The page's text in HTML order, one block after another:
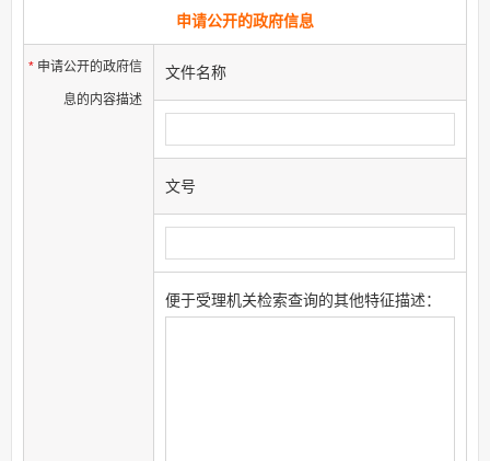
申请公开的政府信息
* 申请公开的政府信
息的内容描述
文件名称
文号
便于受理机关检索查询的其他特征描述：